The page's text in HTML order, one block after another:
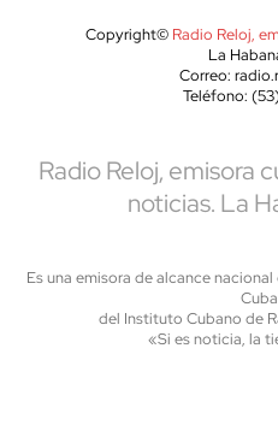
Copyright© Radio Reloj,
La
Correo:
Teléfono:
Radio Reloj, emisora
noticias. La
Es una emisora de alcance
del Instituto Cubano de
«Si es noticia, la